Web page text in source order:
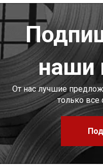
наши
От нас лучшие
только все